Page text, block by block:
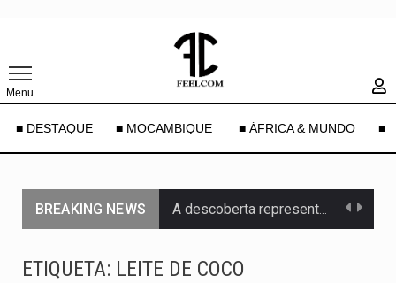
Menu
■ DESTAQUE ■ MOCAMBIQUE ■ ÁFRICA & MUNDO ■
BREAKING NEWS A descoberta representa um marco para a astronomia moderna. Embora…
ETIQUETA: LEITE DE COCO